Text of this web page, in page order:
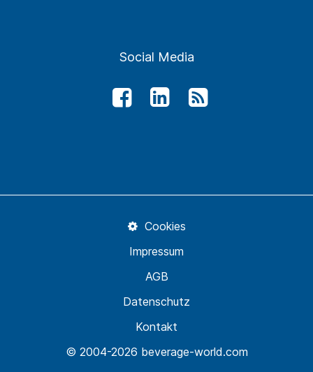
Social Media
© 2004-2026 beverage-world.com
Kontakt
Datenschutz
AGB
Impressum
Cookies